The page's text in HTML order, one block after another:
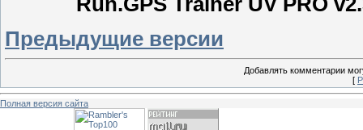
Предыдущие версии
Добавлять комментарии
[
Полная версия сайта